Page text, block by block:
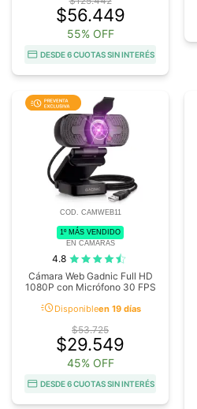
$56.449
55% OFF
DESDE 6 CUOTAS SIN INTERÉS
COD. CAMWEB11
1º MÁS VENDIDO
EN CAMARAS
4.8
Cámara Web Gadnic Full HD
1080P con Micrófono 30 FPS
acuteDisponibleen 19 días
$53.725
$29.549
45% OFF
DESDE 6 CUOTAS SIN INTERÉS